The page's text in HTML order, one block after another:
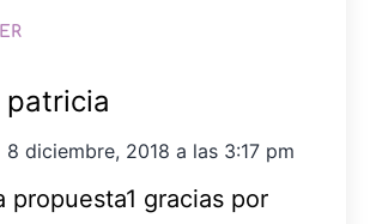
patricia
8 diciembre, 2018 a las 3:17 pm
propuesta1 gracias por